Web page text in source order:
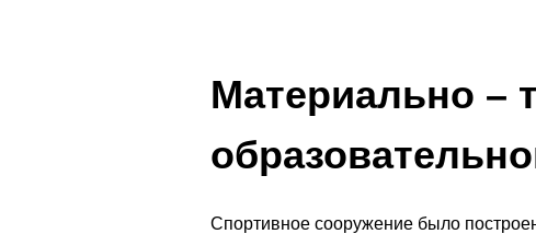
Материально –
Спортивное сооружение было